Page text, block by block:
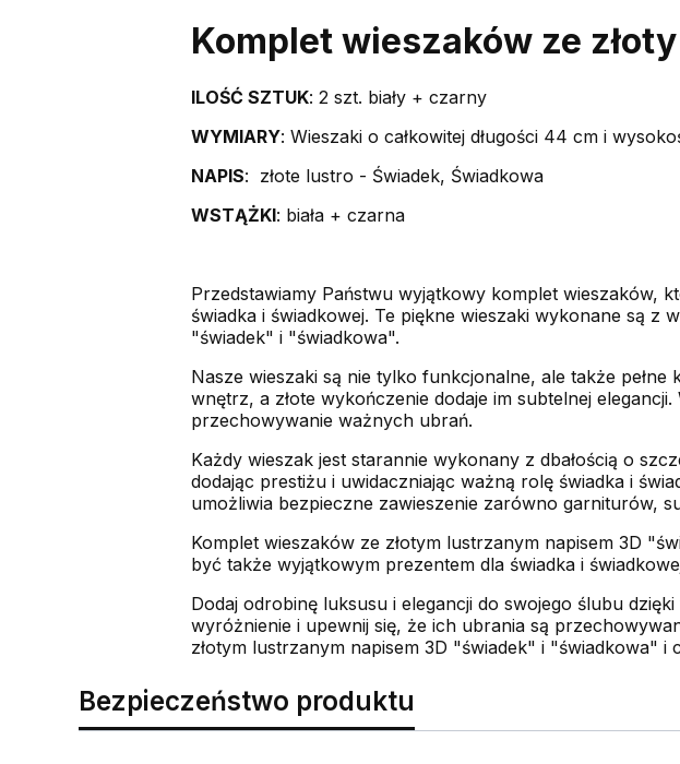
Komplet wieszaków ze
ILOŚĆ SZTUK: 2 szt. biały + czarny
WYMIARY: Wieszaki o całkowitej długości 44 cm i
NAPIS: złote lustro - Świadek, Świadkowa
WSTĄŻKI: biała + czarna
Przedstawiamy Państwu wyjątkowy komplet wieszaków,
świadka i świadkowej. Te piękne wieszaki wykonane są z
"świadek" i "świadkowa".
Nasze wieszaki są nie tylko funkcjonalne, ale także
wnętrz, a złote wykończenie dodaje im subtelnej
przechowywanie ważnych ubrań.
Każdy wieszak jest starannie wykonany z dbałością o
dodając prestiżu i uwidaczniając ważną rolę świadka i
umożliwia bezpieczne zawieszenie zarówno garniturów,
Komplet wieszaków ze złotym lustrzanym napisem 3D
być także wyjątkowym prezentem dla świadka i
Dodaj odrobinę luksusu i elegancji do swojego ślubu
wyróżnienie i upewnij się, że ich ubrania są
złotym lustrzanym napisem 3D "świadek" i "świadkowa" i
Bezpieczeństwo produktu